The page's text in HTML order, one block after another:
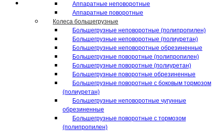
Аппаратные неповоротные
Аппаратные поворотные
Колеса большегрузные
Большегрузные неповоротные (полипропилен)
Большегрузные неповоротные (полиуретан)
Большегрузные неповоротные обрезиненные
Большегрузные поворотные (полипропилен)
Большегрузные поворотные (полиуретан)
Большегрузные поворотные обрезиненные
Большегрузные поворотные с боковым тормозом
(полиуретан)
Большегрузные неповоротные чугунные
обрезиненные
Большегрузные поворотные с тормозом
(полипропилен)